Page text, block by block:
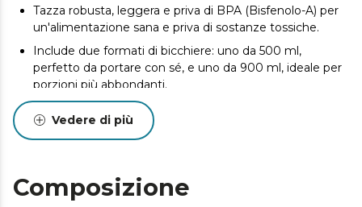
Tazza robusta, leggera e priva di BPA (Bisfenolo-A) per
un'alimentazione sana e priva di sostanze tossiche.
Include due formati di bicchiere: uno da 500 ml,
perfetto da portare con sé, e uno da 900 ml, ideale per
porzioni più abbondanti.
Coperchi per ogni occasione. Include un coperchio per
bere direttamente dal bicchiere e un coperchio
ermetico per mantenere sempre fresche le tue
Pratico, potente e portatile: il frullatore ideale per chi
vuole preparare frullati, shake e bevande naturali in tutta
Vedere di più
Composizione